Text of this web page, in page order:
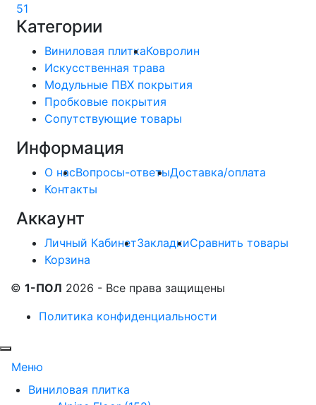
51
Категории
Виниловая плиткаКовролин
Искусственная трава
Модульные ПВХ покрытия
Пробковые покрытия
Сопутствующие товары
Информация
О насВопросы-ответыДоставка/оплата
Контакты
Аккаунт
Личный КабинетЗакладкиСравнить товары
Корзина
© 1-ПОЛ 2026 - Все права защищены
Политика конфиденциальности
Меню
Виниловая плитка